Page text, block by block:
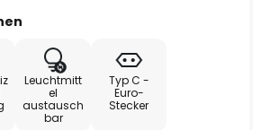
Leuchtmitt
el
austausch
bar
Typ C -
Euro-
Stecker